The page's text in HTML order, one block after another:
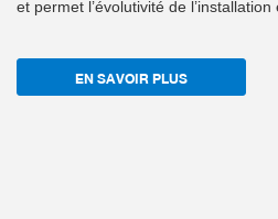
et permet l’évolutivité de
EN SAVOIR PLUS